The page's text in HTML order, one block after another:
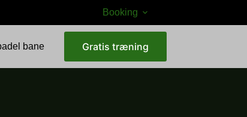
Booking
bane Gratis træning